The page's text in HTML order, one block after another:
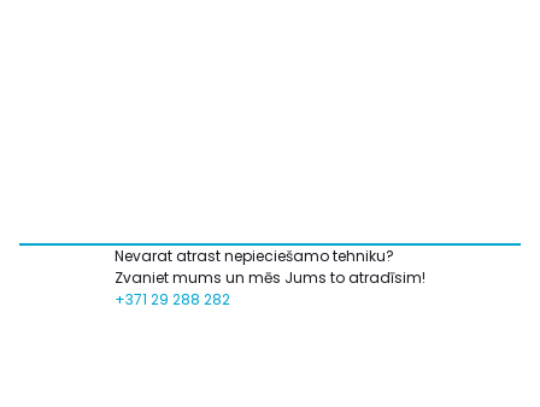
Nevarat atrast nepieciešamo tehniku?
Zvaniet mums un mēs Jums to atradīsim!
+371 29 288 282